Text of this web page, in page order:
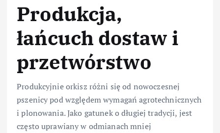
Produkcja,
łańcuch dostaw i
przetwórstwo
Produkcyjnie orkisz różni się od nowoczesnej
pszenicy pod względem wymagań agrotechnicznych
i plonowania. Jako gatunek o długiej tradycji, jest
często uprawiany w odmianach mniej